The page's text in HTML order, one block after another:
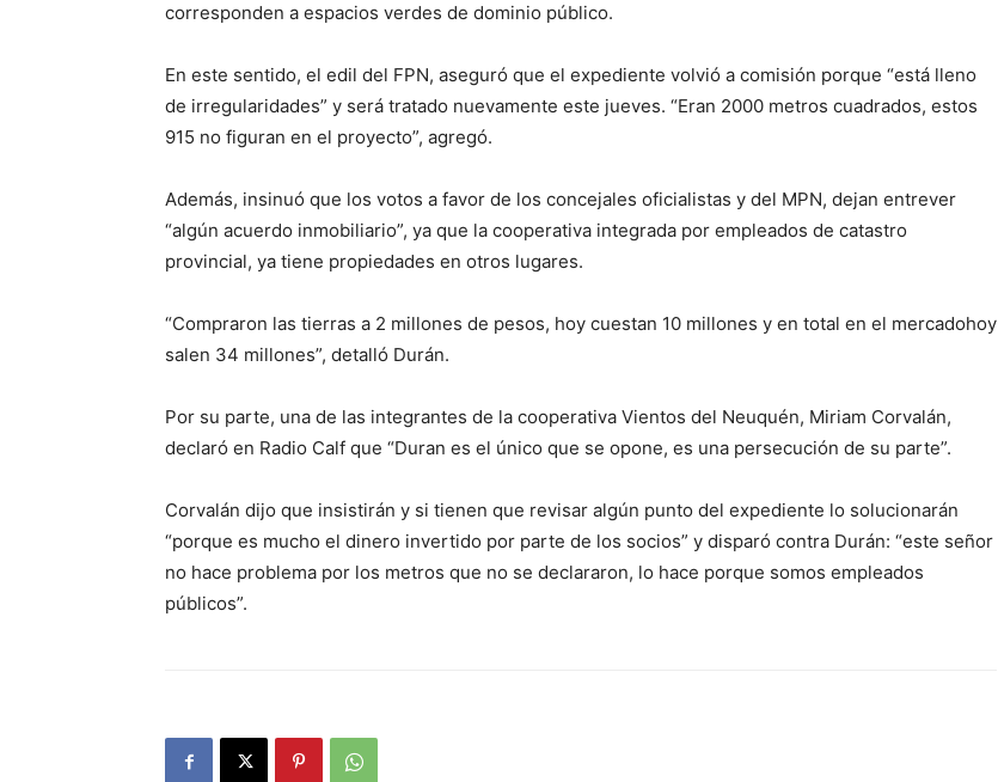
corresponden a espacios verdes de dominio público.
En este sentido, el edil del FPN, aseguró que el expediente volvió a comisión porque “está lleno
de irregularidades” y será tratado nuevamente este jueves. “Eran 2000 metros cuadrados, estos
915 no figuran en el proyecto”, agregó.
Además, insinuó que los votos a favor de los concejales oficialistas y del MPN, dejan entrever
“algún acuerdo inmobiliario”, ya que la cooperativa integrada por empleados de catastro
provincial, ya tiene propiedades en otros lugares.
“Compraron las tierras a 2 millones de pesos, hoy cuestan 10 millones y en total en el mercadohoy
salen 34 millones”, detalló Durán.
Por su parte, una de las integrantes de la cooperativa Vientos del Neuquén, Miriam Corvalán,
declaró en Radio Calf que “Duran es el único que se opone, es una persecución de su parte”.
Corvalán dijo que insistirán y si tienen que revisar algún punto del expediente lo solucionarán
“porque es mucho el dinero invertido por parte de los socios” y disparó contra Durán: “este señor
no hace problema por los metros que no se declararon, lo hace porque somos empleados
públicos”.